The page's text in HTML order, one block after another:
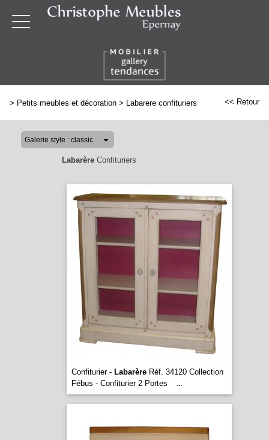
> Petits meubles et décoration > Labarere confituriers << Retour
LabarèreConfituriers
Confiturier - LabarèreRéf. 34120 Collection
Fébus - Confiturier 2 Portes
...